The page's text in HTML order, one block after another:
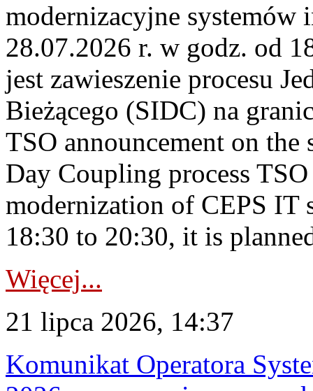
modernizacyjne
28.07.2026 r. w godz. od
jest zawieszenie procesu
Bieżącego (SIDC) na
TSO announcement on
Day Coupling process
modernization of CEPS IT
18:30 to 20:30, it is
Więcej...
21 lipca 2026, 14:37
Komunikat Operatora